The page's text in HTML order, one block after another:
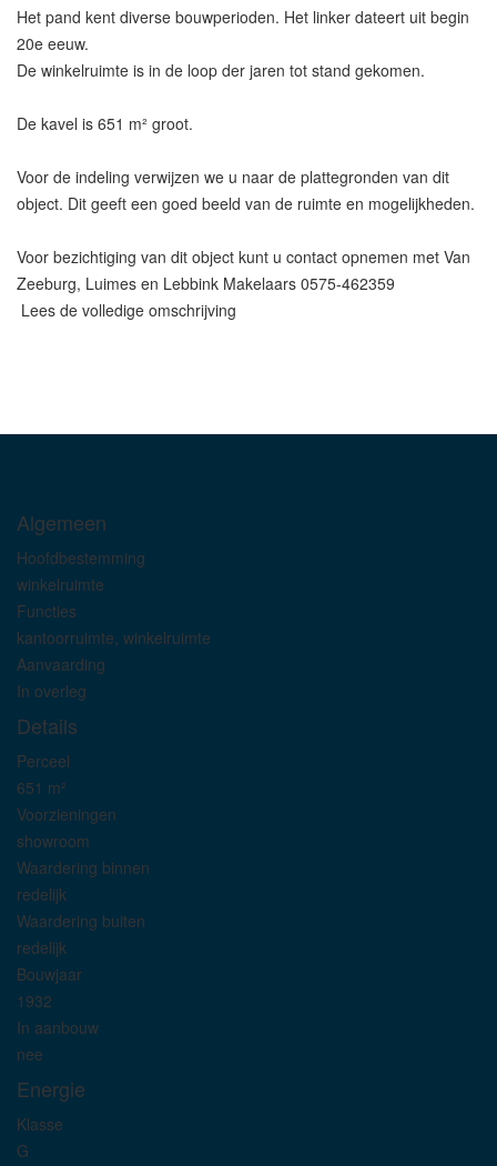
Het pand kent diverse bouwperioden. Het linker dateert uit begin
20e eeuw.
De winkelruimte is in de loop der jaren tot stand gekomen.
De kavel is 651 m² groot.
Voor de indeling verwijzen we u naar de plattegronden van dit
object. Dit geeft een goed beeld van de ruimte en mogelijkheden.
Voor bezichtiging van dit object kunt u contact opnemen met Van
Zeeburg, Luimes en Lebbink Makelaars 0575-462359
Lees de volledige omschrijving
Algemeen
Hoofdbestemming
winkelruimte
Functies
kantoorruimte, winkelruimte
Aanvaarding
In overleg
Details
Perceel
651 m²
Voorzieningen
showroom
Waardering binnen
redelijk
Waardering buiten
redelijk
Bouwjaar
1932
In aanbouw
nee
Energie
Klasse
G